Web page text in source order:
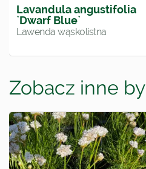
Lavandula angustifolia
`Dwarf Blue`
Lawenda wąskolistna
Zobacz inne